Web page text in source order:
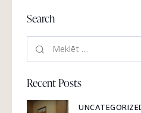
Search
Recent Posts